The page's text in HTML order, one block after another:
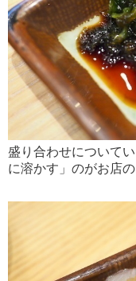
盛り合わせについて
に溶かす」のがお店